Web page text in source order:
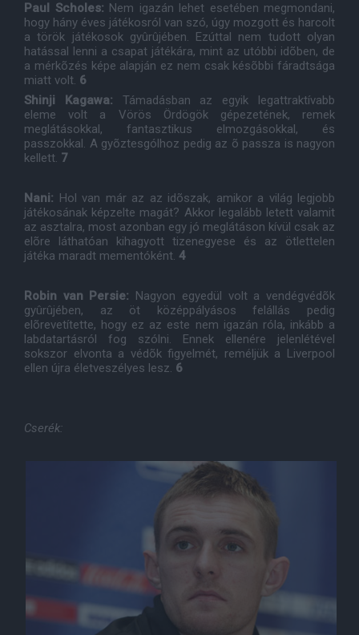
Paul Scholes: Nem igazán lehet esetében megmondani,
hogy hány éves játékosról van szó, úgy mozgott és harcolt
a török játékosok gyûrûjében. Ezúttal nem tudott olyan
hatással lenni a csapat játékára, mint az utóbbi idõben, de
a mérkõzés képe alapján ez nem csak késõbbi fáradtsága
miatt volt. 6
Shinji Kagawa: Támadásban az egyik legattraktívabb
eleme volt a Vörös Ördögök gépezetének, remek
meglátásokkal, fantasztikus elmozgásokkal, és
passzokkal. A gyõztesgólhoz pedig az õ passza is nagyon
kellett. 7
Nani: Hol van már az az idõszak, amikor a világ legjobb
játékosának képzelte magát? Akkor legalább letett valamit
az asztalra, most azonban egy jó meglátáson kívül csak az
elõre láthatóan kihagyott tizenegyese és az ötlettelen
játéka maradt mementóként. 4
Robin van Persie: Nagyon egyedül volt a vendégvédõk
gyûrûjében, az öt középpályásos felállás pedig
elõrevetítette, hogy ez az este nem igazán róla, inkább a
labdatartásról fog szólni. Ennek ellenére jelenlétével
sokszor elvonta a védõk figyelmét, reméljük a Liverpool
ellen újra életveszélyes lesz. 6
Cserék: